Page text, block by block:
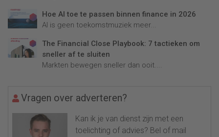
Hoe AI toe te passen binnen finance in 2026
AI is geen toekomstmuziek meer...
The Financial Close Playbook: 7 tactieken om
sneller af te sluiten
Markten bewegen sneller dan ooit....
Vragen over adverteren?
Kan ik je van dienst zijn met een
toelichting of advies? Bel of mail